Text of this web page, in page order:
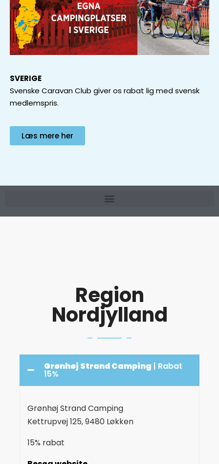
SVERIGE
Svenske Caravan Club giver os rabat lig med svensk
medlemspris.
Læs mere her
Region
Nordjylland
Grønhøj Strand Camping | Rabat
15%
Grønhøj Strand Camping
Kettrupvej 125, 9480 Løkken
15% rabat